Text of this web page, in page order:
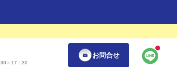
～17：30
お問合せ